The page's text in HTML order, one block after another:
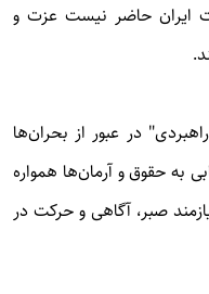
ایران حاضر نیست عزت و
در عبور از بحران‌ها
به حقوق و آرمان‌ها همواره
صبر، آگاهی و حرکت در